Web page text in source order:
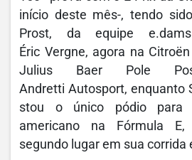
início deste mês-, tendo
Prost, da equipe
Éric Vergne, agora na
Julius Baer Pole
Andretti Autosport, enquanto
stou o único pódio para
americano na Fórmula
segundo lugar em sua corrida